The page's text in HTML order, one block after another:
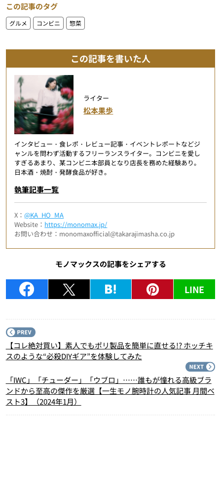
この記事のタグ
グルメ コンビニ 惣菜
この記事を書いた人
ライター
松本果歩
インタビュー・食レポ・レビュー記事・イベントレポートなどジ
ャンルを問わず活動するフリーランスライター。コンビニを愛し
すぎるあまり、某コンビニ本部員となり店長を務めた経験あり。
日本酒・焼酎・発酵食品が好き。
執筆記事一覧
X：@KA_HO_MA
Website： https://monomax.jp/
お問い合わせ：monomaxofficial@takarajimasha.co.jp
モノマックスの記事をシェアする
LINE
【コレ絶対買い】素人でもポリ製品を簡単に直せる!? ホッチキ
スのような“必殺DIYギア”を体験してみた
「IWC」「チューダー」「ウブロ」……誰もが憧れる高級ブラ
ンドから至高の傑作を厳選【一生モノ腕時計の人気記事 月間ベ
スト3】（2024年1月）